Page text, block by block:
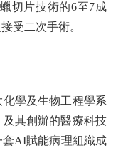
切片技術的6至7成
受二次手術。
學及生物工程學系
其創辦的醫療科技
AI賦能病理組織成